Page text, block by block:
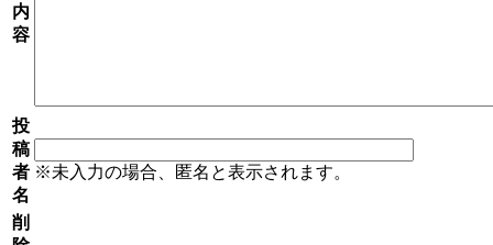
内
容
投
稿
者
名
※未入力の場合、匿名と表示されます。
削